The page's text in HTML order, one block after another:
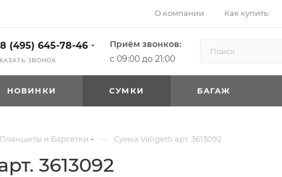
О компании Как купить
8 (495) 645-78-46
ЗВОНОК
Приём звонков:
с 09:00 до 21:00
НОВИНКИ CУМКИ БАГАЖ
Планшеты и Барсетки — Сумка Valigetti арт. 3613092
3613092